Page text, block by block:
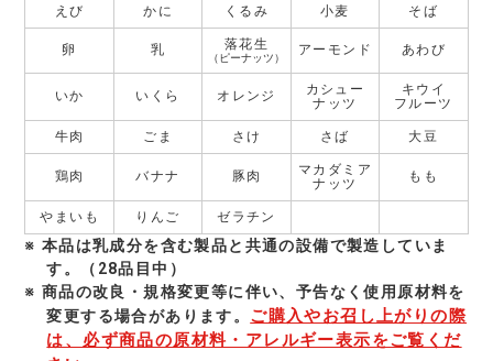
えび かに くるみ 小麦 そば
卵 乳 落花生
（ピーナッツ） アーモンド あわび
いか いくら オレンジ
カシュー
ナッツ
キウイ
フルーツ
牛肉 ごま さけ さば 大豆
鶏肉 バナナ 豚肉
マカダミア
ナッツ
もも
やまいも りんご ゼラチン
本品は乳成分を含む製品と共通の設備で製造していま
す。（28品目中）
商品の改良・規格変更等に伴い、予告なく使⽤原材料を
変更する場合があります。 ご購入やお召し上がりの際
は、必ず商品の原材料・アレルギー表示をご覧くだ